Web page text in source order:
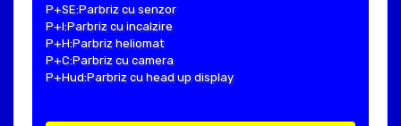
P+SE:Parbriz cu senzor
P+I:Parbriz cu incalzire
P+H:Parbriz heliomat
P+C:Parbriz cu camera
P+Hud:Parbriz cu head up display